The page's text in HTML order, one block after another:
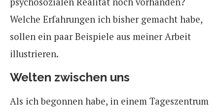
Welche Erfahrungen ich bisher gemacht habe,
sollen ein paar Beispiele aus meiner Arbeit
illustrieren.
Welten zwischen uns
Als ich begonnen habe, in einem Tageszentrum